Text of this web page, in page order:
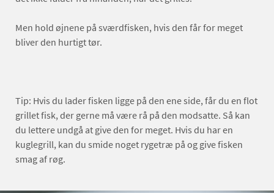
Men hold øjnene på sværdfisken, hvis den får for meget
bliver den hurtigt tør.
Tip: Hvis du lader fisken ligge på den ene side, får du en flot
grillet fisk, der gerne må være rå på den modsatte. Så kan
du lettere undgå at give den for meget. Hvis du har en
kuglegrill, kan du smide noget rygetræ på og give fisken
smag af røg.